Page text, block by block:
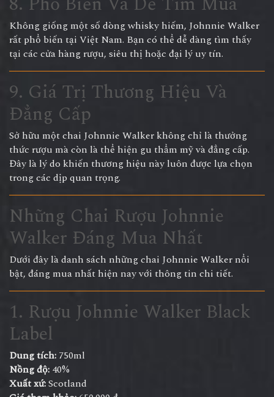
Không giống một số dòng whisky hiếm, Johnnie Walker
rất phổ biến tại Việt Nam. Bạn có thể dễ dàng tìm thấy
tại các cửa hàng rượu, siêu thị hoặc đại lý uy tín.
9. Giá Trị Thương Hiệu Và
Đẳng Cấp
Sở hữu một chai Johnnie Walker không chỉ là thưởng
thức rượu mà còn là thể hiện gu thẩm mỹ và đẳng cấp.
Đây là lý do khiến thương hiệu này luôn được lựa chọn
trong các dịp quan trọng.
Những Chai Rượu Johnnie
Walker Đáng Mua Nhất
Dưới đây là danh sách những chai Johnnie Walker nổi
bật, đáng mua nhất hiện nay với thông tin chi tiết.
1. Rượu Johnnie Walker Black
Label
Dung tích: 750ml
Nồng độ: 40%
Xuất xứ:Scotland